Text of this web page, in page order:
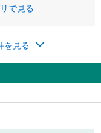
で見る
を見る